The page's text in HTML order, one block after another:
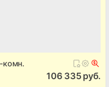
-комн.
106 335 руб.